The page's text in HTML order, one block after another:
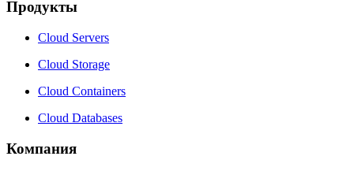
Продукты
Cloud Servers
Cloud Storage
Cloud Containers
Cloud Databases
Компания